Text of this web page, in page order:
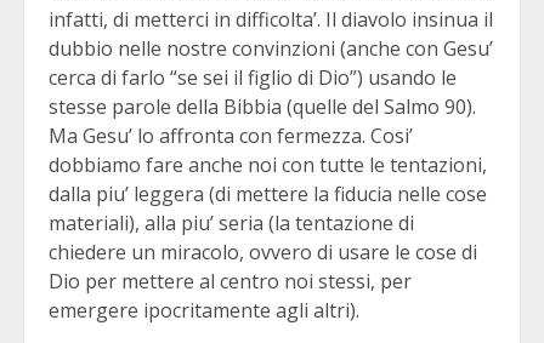
infatti, di metterci in difficolta’. Il diavolo insinua il
dubbio nelle nostre convinzioni (anche con Gesu’
cerca di farlo “se sei il figlio di Dio”) usando le
stesse parole della Bibbia (quelle del Salmo 90).
Ma Gesu’ lo affronta con fermezza. Cosi’
dobbiamo fare anche noi con tutte le tentazioni,
dalla piu’ leggera (di mettere la fiducia nelle cose
materiali), alla piu’ seria (la tentazione di
chiedere un miracolo, ovvero di usare le cose di
Dio per mettere al centro noi stessi, per
emergere ipocritamente agli altri).